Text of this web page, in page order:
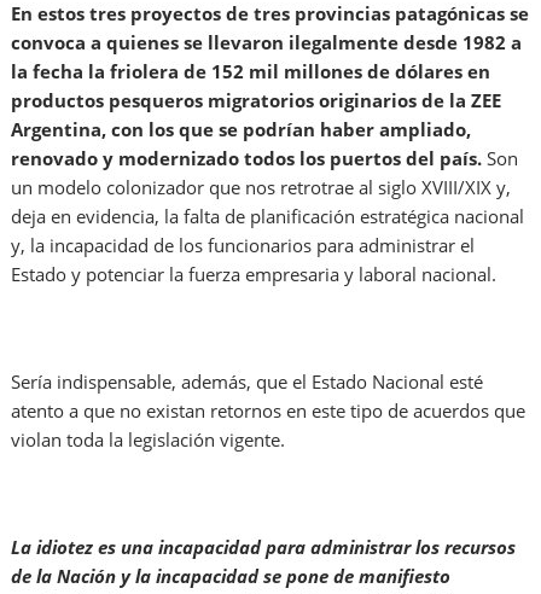
En estos tres proyectos de tres provincias patagónicas se
convoca a quienes se llevaron ilegalmente desde 1982 a
la fecha la friolera de 152 mil millones de dólares en
productos pesqueros migratorios originarios de la ZEE
Argentina, con los que se podrían haber ampliado,
renovado y modernizado todos los puertos del país.Son
un modelo colonizador que nos retrotrae al siglo XVIII/XIX y,
deja en evidencia, la falta de planificación estratégica nacional
y, la incapacidad de los funcionarios para administrar el
Estado y potenciar la fuerza empresaria y laboral nacional.
Sería indispensable, además, que el Estado Nacional esté
atento a que no existan retornos en este tipo de acuerdos que
violan toda la legislación vigente.
La idiotez es una incapacidad para administrar los recursos
de la Nación y la incapacidad se pone de manifiesto